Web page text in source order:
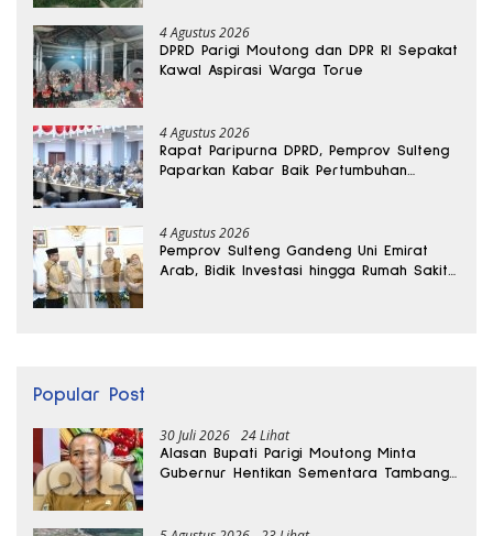
4 Agustus 2026
DPRD Parigi Moutong dan DPR RI Sepakat
Kawal Aspirasi Warga Torue
4 Agustus 2026
Rapat Paripurna DPRD, Pemprov Sulteng
Paparkan Kabar Baik Pertumbuhan
4 Agustus 2026
Pemprov Sulteng Gandeng Uni Emirat
Arab, Bidik Investasi hingga Rumah Sakit
Popular Post
30 Juli 2026 24 Lihat
Alasan Bupati Parigi Moutong Minta
Gubernur Hentikan Sementara Tambang